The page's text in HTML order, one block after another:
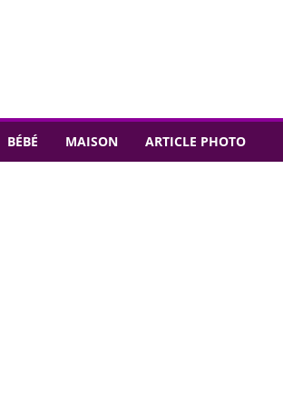
BÉBÉ MAISON ARTICLE PHOTO